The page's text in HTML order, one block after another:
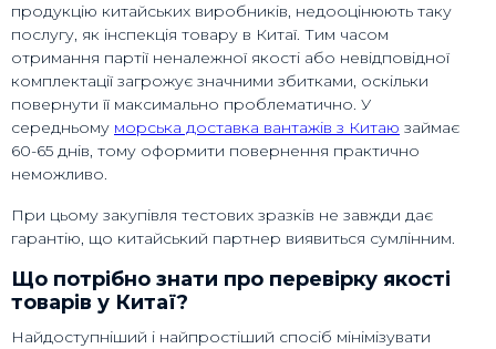
продукцію китайських виробників, недооцінюють таку
послугу, як інспекція товару в Китаї. Тим часом
отримання партії неналежної якості або невідповідної
комплектації загрожує значними збитками, оскільки
повернути її максимально проблематично. У
середньому морська доставка вантажів з Китаю займає
60-65 днів, тому оформити повернення практично
неможливо.
При цьому закупівля тестових зразків не завжди дає
гарантію, що китайський партнер виявиться сумлінним.
Що потрібно знати про перевірку якості
товарів у Китаї?
Найдоступніший і найпростіший спосіб мінімізувати